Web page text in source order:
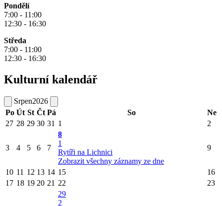
Pondělí
7:00 - 11:00
12:30 - 16:30
Středa
7:00 - 11:00
12:30 - 16:30
Kulturní kalendář
Srpen2026
Po Út St Čt Pá So
Ne
27 28 29 30 31 1 2
3 4 5 6 7
8
1
Rytíři na Lichnici
Zobrazit všechny záznamy ze dne
9
10 11 12 13 14 15
16
17 18 19 20 21 22
23
29
2